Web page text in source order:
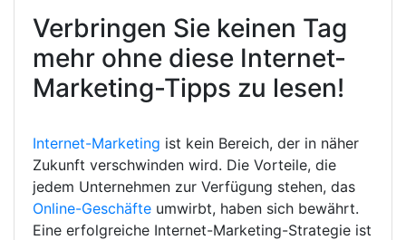
Verbringen Sie keinen Tag
mehr ohne diese Internet-
Marketing-Tipps zu lesen!
Internet-Marketing ist kein Bereich, der in näher
Zukunft verschwinden wird. Die Vorteile, die
jedem Unternehmen zur Verfügung stehen, das
Online-Geschäfte umwirbt, haben sich bewährt.
Eine erfolgreiche Internet-Marketing-Strategie ist